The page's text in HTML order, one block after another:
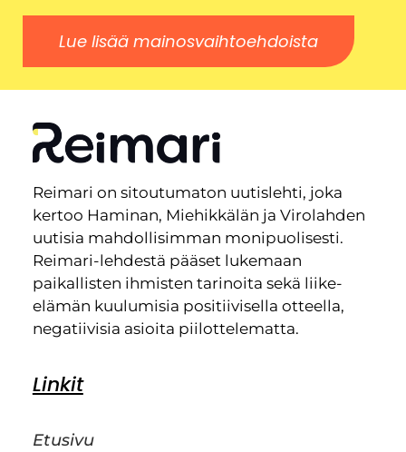
Lue lisää mainosvaihtoehdoista
Reimari on sitoutumaton uutislehti, joka
kertoo Haminan, Miehikkälän ja Virolahden
uutisia mahdollisimman monipuolisesti.
Reimari-lehdestä pääset lukemaan
paikallisten ihmisten tarinoita sekä liike-
elämän kuulumisia positiivisella otteella,
negatiivisia asioita piilottelematta.
Linkit
Etusivu